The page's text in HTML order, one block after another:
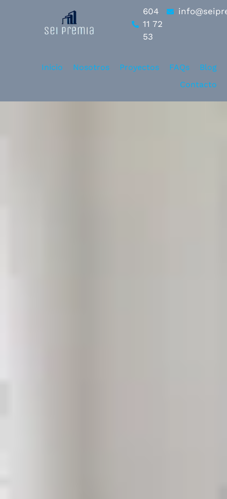
604
11 72
53
Inicio Nosotros Proyectos FAQs
Blog
Contacto